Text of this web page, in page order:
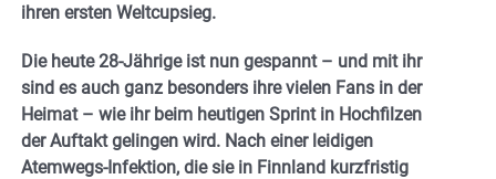
ihren ersten Weltcupsieg.
Die heute 28-Jährige ist nun gespannt – und mit ihr
sind es auch ganz besonders ihre vielen Fans in der
Heimat – wie ihr beim heutigen Sprint in Hochfilzen
der Auftakt gelingen wird. Nach einer leidigen
Atemwegs-Infektion, die sie in Finnland kurzfristig